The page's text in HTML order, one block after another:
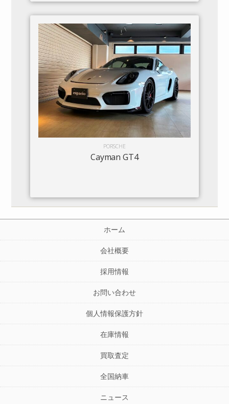
PORSCHE
Cayman GT4
ホーム
会社概要
採用情報
お問い合わせ
個人情報保護方針
在庫情報
買取査定
全国納車
ニュース